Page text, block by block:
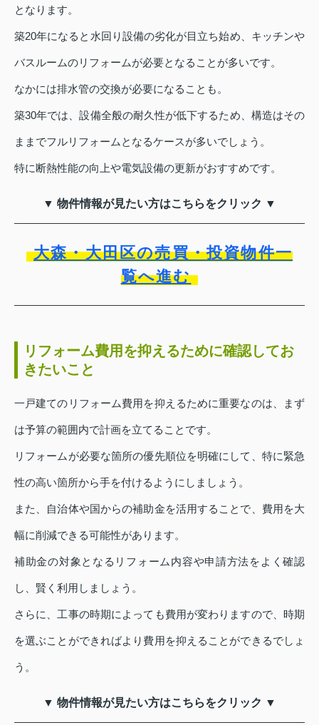
となります。
築20年になると水回り設備の劣化が目立ち始め、キッチンや
バスルームのリフォームが必要となることが多いです。
なかには排水管の交換が必要になることも。
築30年では、設備全般の耐久性が低下するため、構造はその
ままでフルリフォームとなるケースが多いでしょう。
特に断熱性能の向上や電気設備の更新がおすすめです。
▼ 物件情報が見たい方はこちらをクリック ▼
大森・大田区の売買・投資物件一
覧へ進む
リフォーム費用を抑えるために確認してお
きたいこと
一戸建てのリフォーム費用を抑えるために重要なのは、まず
は予算の範囲内で計画を立てることです。
リフォームが必要な箇所の優先順位を明確にして、特に緊急
性の高い箇所から手を付けるようにしましょう。
また、自治体や国からの補助金を活用することで、費用を大
幅に削減できる可能性があります。
補助金の対象となるリフォーム内容や申請方法をよく確認
し、賢く利用しましょう。
さらに、工事の時期によっても費用が変わりますので、時期
を選ぶことができればより費用を抑えることができるでしょ
う。
▼ 物件情報が見たい方はこちらをクリック ▼